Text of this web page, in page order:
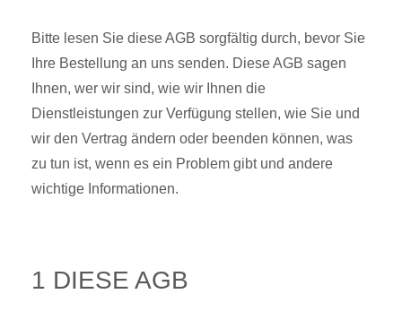
Bitte lesen Sie diese AGB sorgfältig durch, bevor Sie
Ihre Bestellung an uns senden. Diese AGB sagen
Ihnen, wer wir sind, wie wir Ihnen die
Dienstleistungen zur Verfügung stellen, wie Sie und
wir den Vertrag ändern oder beenden können, was
zu tun ist, wenn es ein Problem gibt und andere
wichtige Informationen.
1 DIESE AGB